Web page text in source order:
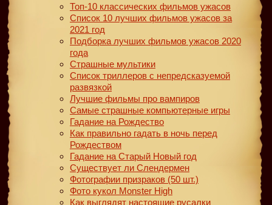
Топ-10 классических фильмов ужасов
Список 10 лучших фильмов ужасов за
2021 год
Подборка лучших фильмов ужасов 2020
года
Страшные мультики
Список триллеров с непредсказуемой
развязкой
Лучшие фильмы про вампиров
Самые страшные компьютерные игры
Гадание на Рождество
Как правильно гадать в ночь перед
Рождеством
Гадание на Старый Новый год
Существует ли Слендермен
Фотографии призраков (50 шт.)
Фото кукол Monster High
Как выглядят настоящие русалки